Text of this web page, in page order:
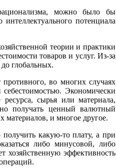
можно было бы
потенциала
теории и практики
товаров и услуг. Из-за
глобальных.
во многих случаях
Экономически
сырья или материала,
получать ценный валютный
материалов, и многое другое.
какую-то плату, а при
либо минусовой, либо
хозяйственную эффективность